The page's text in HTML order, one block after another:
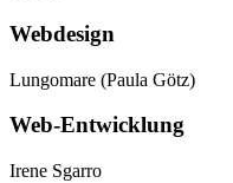
Webdesign
Lungomare (Paula Götz)
Web-Entwicklung
Irene Sgarro